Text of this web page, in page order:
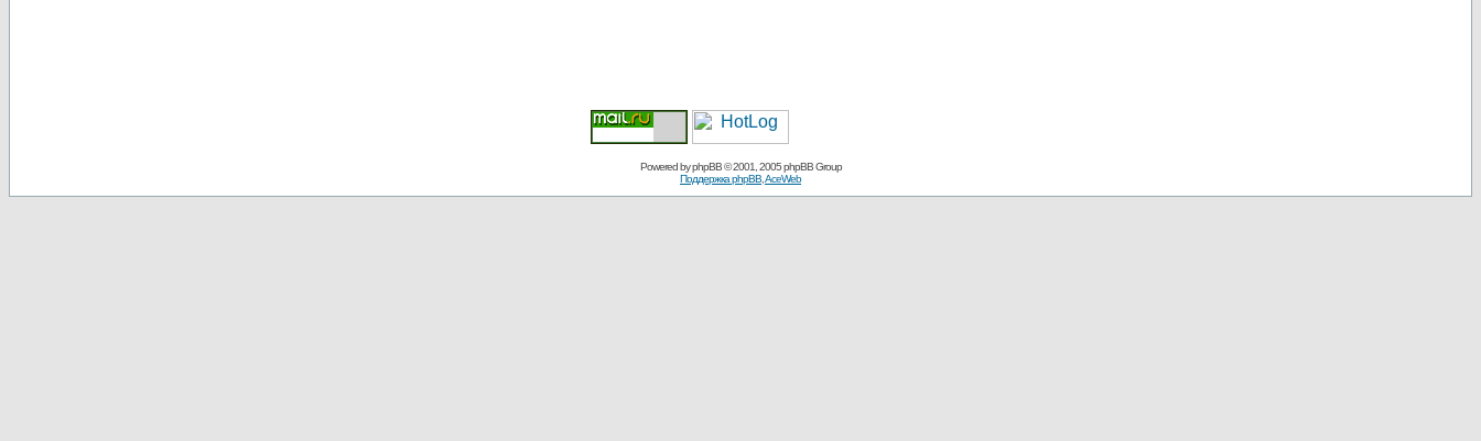
Powered byphpBB© 2001, 2005 phpBB Group
Поддержка phpBB AceWeb